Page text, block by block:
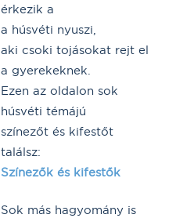
érkezik a
a húsvéti nyuszi,
aki csoki tojásokat rejt el
a gyerekeknek.
Ezen az oldalon sok
húsvéti témájú
színezőt és kifestőt
találsz:
Színezők és kifestők
Sok más hagyomány is